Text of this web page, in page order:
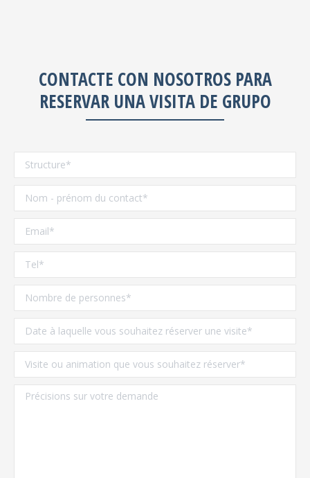
CONTACTE CON NOSOTROS PARA
RESERVAR UNA VISITA DE GRUPO